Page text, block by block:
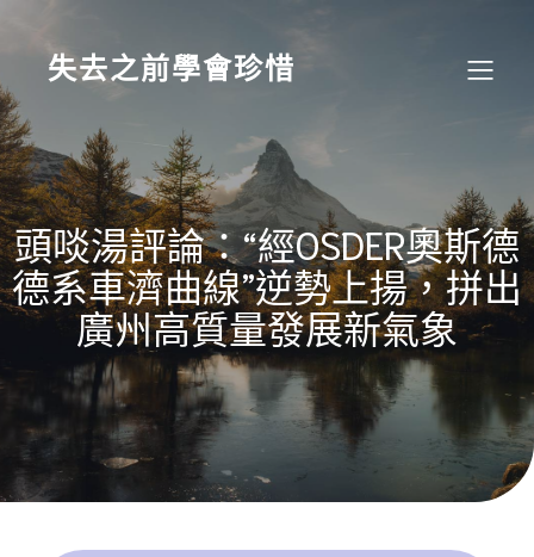
content
失去之前學會珍惜
頭啖湯評論：“經OSDER奧斯德
德系車濟曲線”逆勢上揚，拼出
廣州高質量發展新氣象